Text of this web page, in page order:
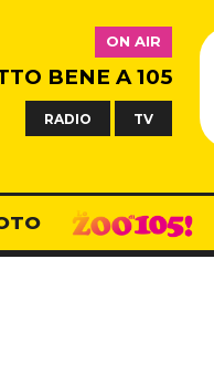
ON AIR
BENE A 105
RADIO TV